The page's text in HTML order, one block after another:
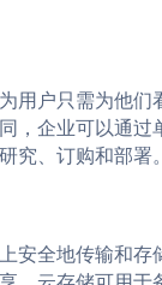
用户只需为他
，企业可以通
究、订购和部署
安全地传输和